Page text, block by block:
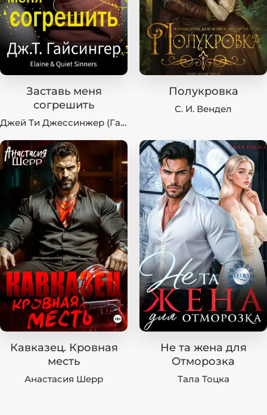
Заставь меня
согрешить
Джей Ти Джессинжер (Гайсингер)
Полукровка
С. И. Вендел
Кавказец. Кровная
месть
Анастасия Шерр
Не та жена для
Отморозка
Тала Тоцка